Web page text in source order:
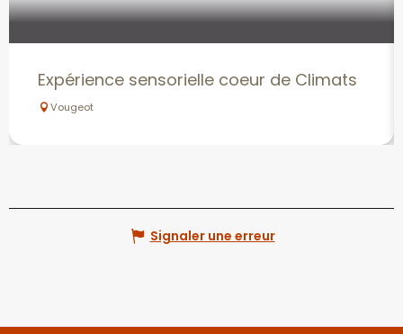
Expérience sensorielle coeur de Climats
Vougeot
Signaler une erreur